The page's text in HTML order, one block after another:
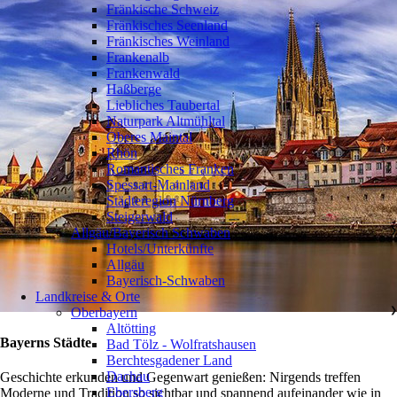
Bayerns Städte
Geschichte erkunden und Gegenwart genießen: Nirgends treffen
Moderne und Tradition so sichtbar und spannend aufeinander wie in
Fränkische Schweiz
Fränkisches Seenland
Fränkisches Weinland
Frankenalb
Frankenwald
Haßberge
Liebliches Taubertal
Naturpark Altmühltal
Oberes Maintal
Rhön
Romantisches Franken
Spessart-Mainland
Städteregion Nürnberg
Steigerwald
Allgäu/Bayerisch Schwaben
❯
Hotels/Unterkünfte
Allgäu
Bayerisch-Schwaben
Landkreise & Orte
Oberbayern
❯
Altötting
Bad Tölz - Wolfratshausen
Berchtesgadener Land
Dachau
Ebersberg